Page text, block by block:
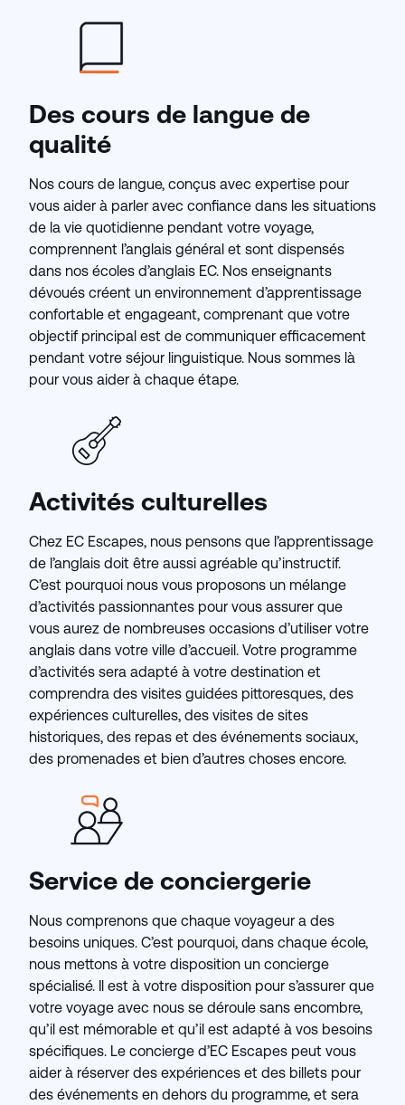
Des cours de langue de
qualité
Nos cours de langue, conçus avec expertise pour
vous aider à parler avec confiance dans les situations
de la vie quotidienne pendant votre voyage,
comprennent l’anglais général et sont dispensés
dans nos écoles d’anglais EC. Nos enseignants
dévoués créent un environnement d’apprentissage
confortable et engageant, comprenant que votre
objectif principal est de communiquer efficacement
pendant votre séjour linguistique. Nous sommes là
pour vous aider à chaque étape.
Activités culturelles
Chez EC Escapes, nous pensons que l’apprentissage
de l’anglais doit être aussi agréable qu’instructif.
C’est pourquoi nous vous proposons un mélange
d’activités passionnantes pour vous assurer que
vous aurez de nombreuses occasions d’utiliser votre
anglais dans votre ville d’accueil. Votre programme
d’activités sera adapté à votre destination et
comprendra des visites guidées pittoresques, des
expériences culturelles, des visites de sites
historiques, des repas et des événements sociaux,
des promenades et bien d’autres choses encore.
Service de conciergerie
Nous comprenons que chaque voyageur a des
besoins uniques. C’est pourquoi, dans chaque école,
nous mettons à votre disposition un concierge
spécialisé. Il est à votre disposition pour s’assurer que
votre voyage avec nous se déroule sans encombre,
qu’il est mémorable et qu’il est adapté à vos besoins
spécifiques. Le concierge d’EC Escapes peut vous
aider à réserver des expériences et des billets pour
des événements en dehors du programme, et sera